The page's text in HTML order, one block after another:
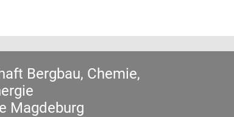
Bergbau, Chemie,
Magdeburg